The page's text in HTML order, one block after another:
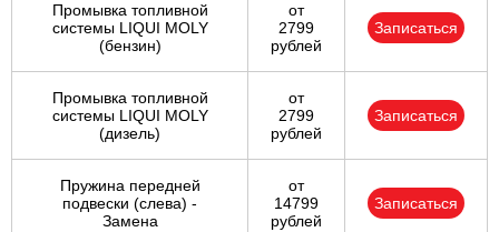
Промывка топливной
системы LIQUI MOLY
(бензин)
от
2799
рублей
Записаться
Промывка топливной
системы LIQUI MOLY
(дизель)
от
2799
рублей
Записаться
Пружина передней
подвески (слева) -
Замена
от
14799
рублей
Записаться